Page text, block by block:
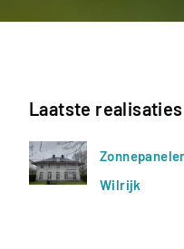
Laatste realisaties
Wilrijk